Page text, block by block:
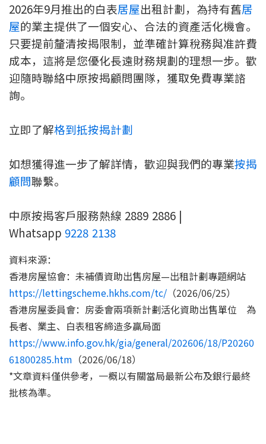
2026年9月推出的白表居屋出租計劃，為持有舊居
屋的業主提供了一個安心、合法的資產活化機會。
只要提前釐清按揭限制，並準確計算稅務與准許費
成本，這將是您優化長遠財務規劃的理想一步。歡
迎隨時聯絡中原按揭顧問團隊，獲取免費專業諮
詢。
立即了解格到抵按揭計劃
如想獲得進一步了解詳情，歡迎與我們的專業按揭
顧問聯繫。
中原按揭客戶服務熱線 2889 2886 |
Whatsapp9228 2138
資料來源：
香港房屋協會：未補價資助出售房屋—出租計劃專題網站
https://lettingscheme.hkhs.com/tc/ （2026/06/25）
香港房屋委員會：房委會兩項新計劃活化資助出售單位 為
長者、業主、白表租客締造多贏局面
https://www.info.gov.hk/gia/general/202606/18/P20260
61800285.htm （2026/06/18）
*文章資料僅供參考，一概以有關當局最新公布及銀行最終
批核為準。